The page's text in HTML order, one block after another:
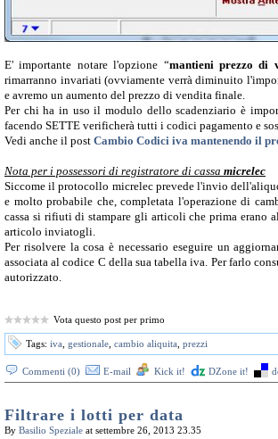
E' importante notare l'opzione “mantieni prezzo di
rimarranno invariati (ovviamente verrà diminuito
e avremo un aumento del prezzo di vendita finale.
Per chi ha in uso il modulo dello scadenziario è
facendo SETTE verificherà tutti i codici pagamento e
Vedi anche il post Cambio Codici iva mantenendo il
Nota per i possessori di registratore di cassa micrelec
Siccome il protocollo micrelec prevede l'invio
e molto probabile che, completata l'operazione di
cassa si rifiuti di stampare gli articoli che prima erano
articolo inviatogli.
Per risolvere la cosa è necessario eseguire un
associata al codice C della sua tabella iva. Per farlo
autorizzato.
Vota questo post per primo
Tags: iva gestionale cambio aliquita prezzi
Commenti (0) E-mail Kick it! DZone it!
Filtrare i lotti per data
By Basilio Speziale at settembre 26, 2013 23.35